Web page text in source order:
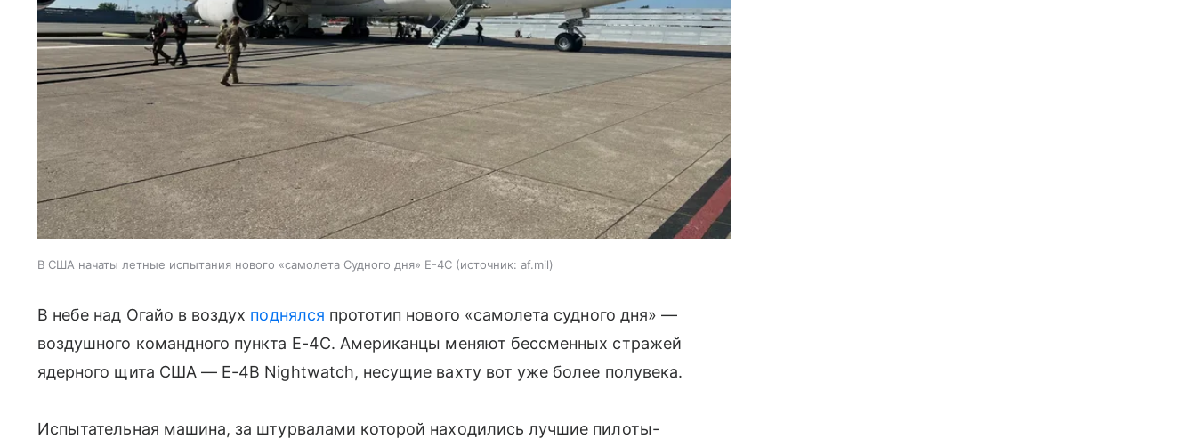
В США начаты летные испытания нового «самолета Судного дня» E-4C источник: af.mil
В небе над Огайо в воздух поднялся прототип нового «самолета судного дня» —
воздушного командного пункта E-4C. Американцы меняют бессменных стражей
ядерного щита США — E-4B Nightwatch, несущие вахту вот уже более полувека.
Испытательная машина, за штурвалами которой находились лучшие пилоты-